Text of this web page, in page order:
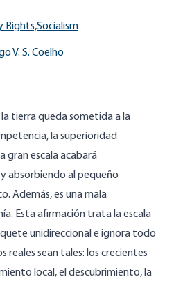
Rights,Socialism
V. S. Coelho
tierra queda sometida a la
la superioridad
gran escala acabará
absorbiendo al pequeño
Además, es una mala
Esta afirmación trata la escala
unidireccional e ignora todo
reales sean tales: los crecientes
local ,el descubrimiento, la